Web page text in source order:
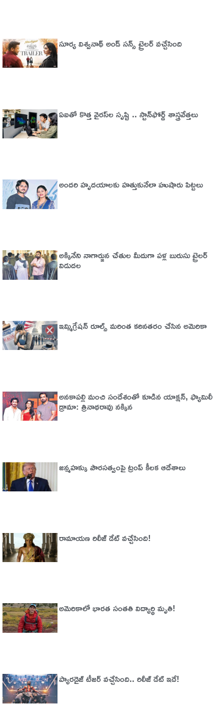
సూర్య విశ్వనాథ్ అండ్ సన్స్ ట్రైలర్ వచ్చేసింది
ఏఐతో కొత్త వైరస్‌ల సృష్టి .. స్టాన్‌ఫోర్డ్‌ శాస్త్రవేత్తలు
అందరి హృదయాలకు హత్తుకునేలా హుషారు పిట్టలు
అక్కినేని నాగార్జున చేతుల మీదుగా పళ్ల బురుసు ట్రైలర్‌
విడుదల
ఇమ్మిగ్రేషన్‌ రూల్స్‌ మరింత కఠినతరం చేసిన అమెరికా
అనకాపల్లి మంచి సందేశంతో కూడిన యాక్షన్, ఫ్యామిలీ
డ్రామా: త్రినాథరావు నక్కిన
జన్మహక్కు పౌరసత్వంపై ట్రంప్ కీలక ఆదేశాలు
రామాయణ రిలీజ్ డేట్ వచ్చేసింది!
అమెరికాలో భార‌త సంత‌తి విద్యార్థి మృతి!
ప్యారడైజ్‌ టీజర్‌ వచ్చేసింది.. రిలీజ్‌ డేట్‌ ఇదే!